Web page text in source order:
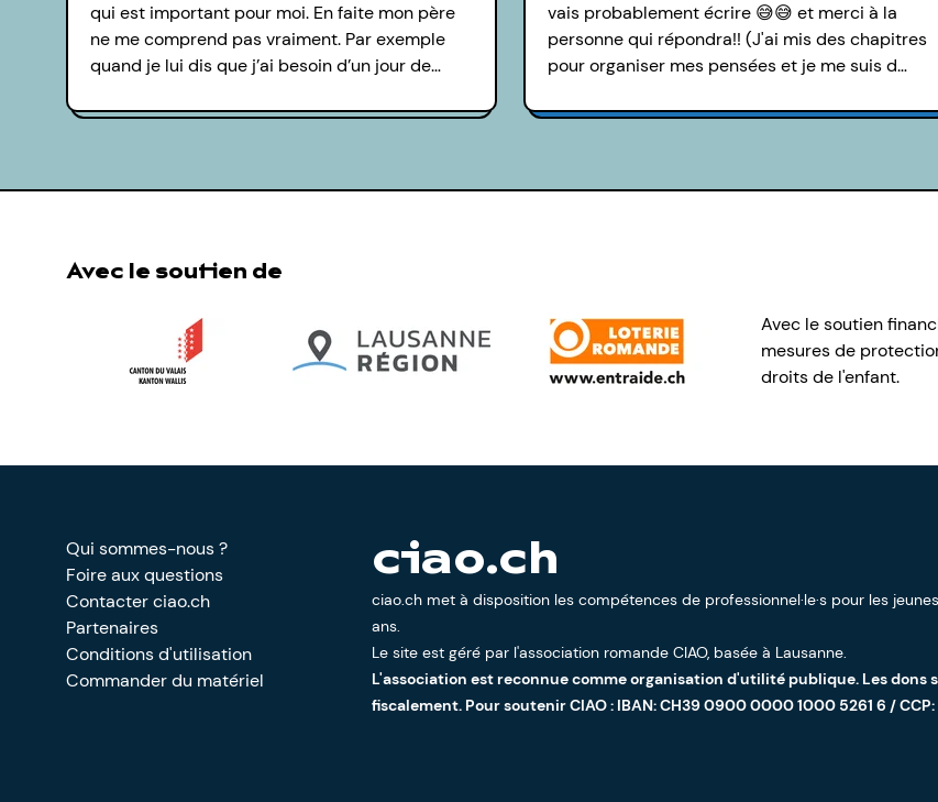
qui est important pour moi. En faite mon père
ne me comprend pas vraiment. Par exemple
quand je lui dis que j’ai besoin d’un jour de…
vais probablement écrire 😅😅 et merci à la
personne qui répondra!! (J'ai mis des chapitres
pour organiser mes pensées et je me suis d…
Avec le soutien de
Avec le soutien
mesures de
droits de l'enfant.
Qui sommes-nous ?
Foire aux questions
Contacter ciao.ch
Partenaires
Conditions d'utilisation
Commander du matériel
ciao.ch
ciao.ch met à disposition les compétences de professionnel·le·s pour les jeunes
ans.
Le site est géré par l'association romande CIAO, basée à Lausanne.
L'association est reconnue comme organisation d'utilité publique. Les dons
fiscalement. Pour soutenir CIAO : IBAN: CH39 0900 0000 1000 5261 6 /